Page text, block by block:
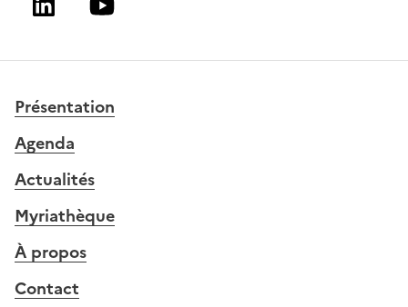
LinkedinYoutube
Présentation
Agenda
Actualités
Myriathèque
À propos
Contact